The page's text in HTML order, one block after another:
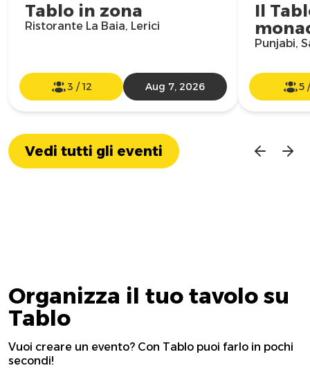
Tablo in zona
Ristorante La Baia, Lerici
3 /12 Aug 7, 2026
Il
Punjabi,
5
Vedi tutti gli eventi
Organizza il tuo tavolo su
Tablo
Vuoi creare un evento? Con Tablo puoi farlo in pochi
secondi!